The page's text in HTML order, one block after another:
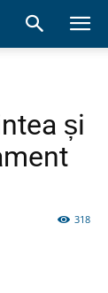
și
318